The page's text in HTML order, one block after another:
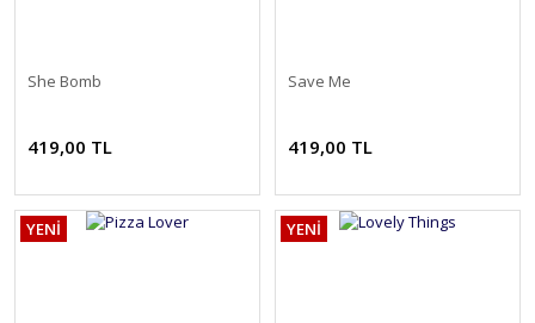
She Bomb
419,00 TL
Save Me
419,00 TL
YENİ YENİ